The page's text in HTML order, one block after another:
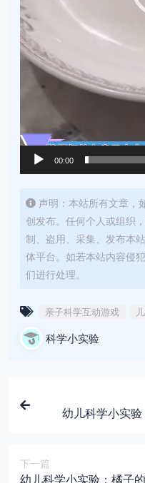
00:00
声明：本站所有文章，
创发布。任何个人或组织
制、盗用、采集、发布本
体平台。如若本站内容侵
们进行处理。
亲子科学互动游戏
科学小实验
幼儿科学小实
下一篇
幼儿科学小实验：橘子